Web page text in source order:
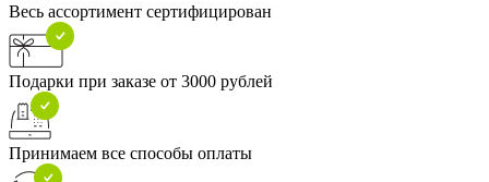
Весь ассортимент сертифицирован
Подарки при заказе от 3000 рублей
Принимаем все способы оплаты